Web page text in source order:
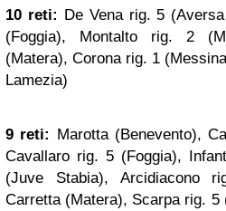
10 reti: De Vena rig. 5
(Foggia), Montalto rig. 2
(Matera), Corona rig. 1
Lamezia)
9 reti: Marotta (Benevento),
Cavallaro rig. 5 (Foggia),
(Juve Stabia), Arcidiacono
Carretta (Matera), Scarpa rig. 5